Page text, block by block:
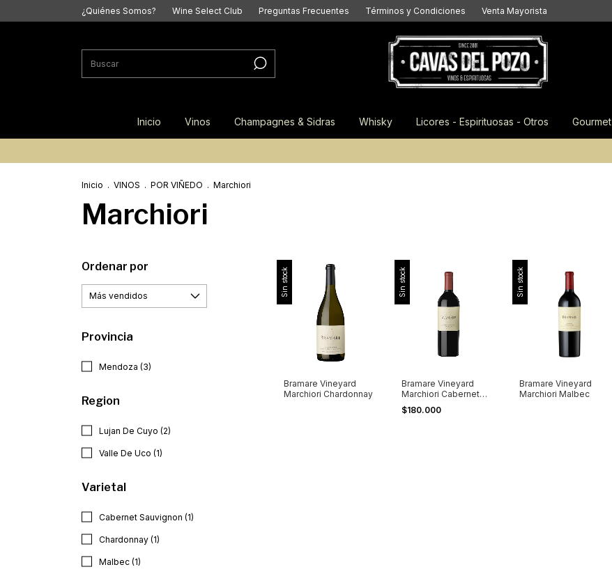
¿Quiénes Somos? Wine Select Club Preguntas Frecuentes Términos y Condiciones Venta Mayorista
Inicio Vinos Champagnes & Sidras Whisky Licores - Espirituosas - Otros Gourmet
Inicio . VINOS . POR VIÑEDO . Marchiori
Marchiori
Ordenar por
Provincia
Mendoza (3)
Region
Lujan De Cuyo (2)
Valle De Uco (1)
Varietal
Cabernet Sauvignon (1)
Chardonnay (1)
Malbec (1)
Sin stock
Bramare Vineyard
Marchiori Chardonnay
Sin stock
Bramare Vineyard
Marchiori Cabernet
Sauvignon
$180.000
Sin stock
Bramare Vineyard
Marchiori Malbec